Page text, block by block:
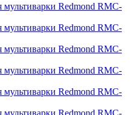
мультиварки Redmond RMC-
мультиварки Redmond RMC-
мультиварки Redmond RMC-
мультиварки Redmond RMC-
мультиварки Redmond RMC-
мультиварки Redmond RMC-